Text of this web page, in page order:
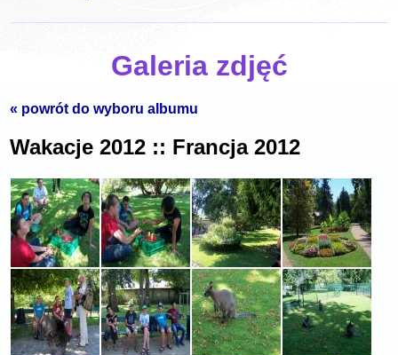
Galeria zdjęć
« powrót do wyboru albumu
Wakacje 2012 :: Francja 2012